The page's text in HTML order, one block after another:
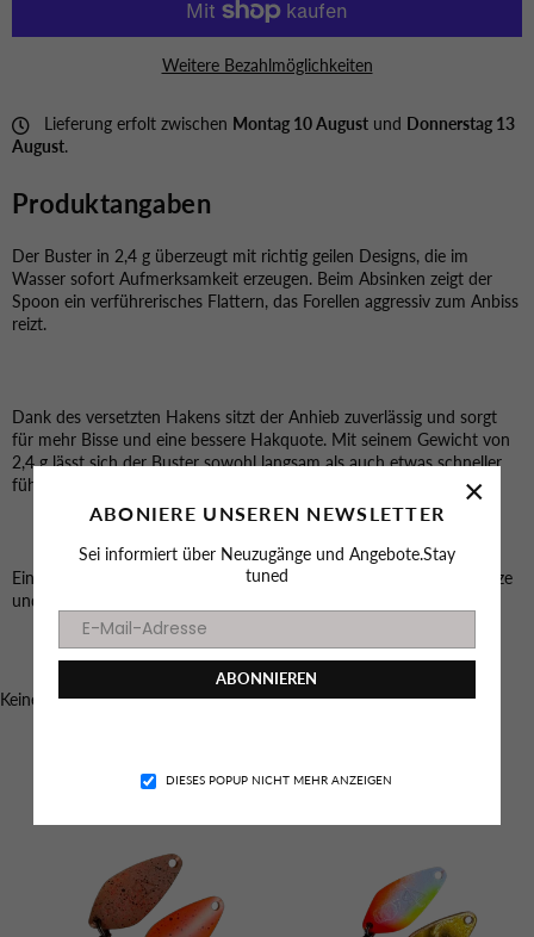
ABONIERE UNSEREN NEWSLETTER
Sei informiert über Neuzugänge und Angebote.Stay
tuned
ABONNIEREN
DIESES POPUP NICHT MEHR ANZEIGEN
×
Weitere Bezahlmöglichkeiten
Lieferung erfolt zwischen Montag 10 August und Donnerstag 13
August.
Produktangaben
Der Buster in 2,4 g überzeugt mit richtig geilen Designs, die im
Wasser sofort Aufmerksamkeit erzeugen. Beim Absinken zeigt der
Spoon ein verführerisches Flattern, das Forellen aggressiv zum Anbiss
reizt.
Dank des versetzten Hakens sitzt der Anhieb zuverlässig und sorgt
für mehr Bisse und eine bessere Hakquote. Mit seinem Gewicht von
2,4 g lässt sich der Buster sowohl langsam als auch etwas schneller
führen und bleibt dabei extrem attraktiv im Lauf.
Ein Top-Köder für Forellenangler, wenn die Fische auf auffällige Reize
und ein lebendiges Sinkverhalten reagieren.
Keine GPSR-Konformitätsdaten für dieses Produkt verfügbar.